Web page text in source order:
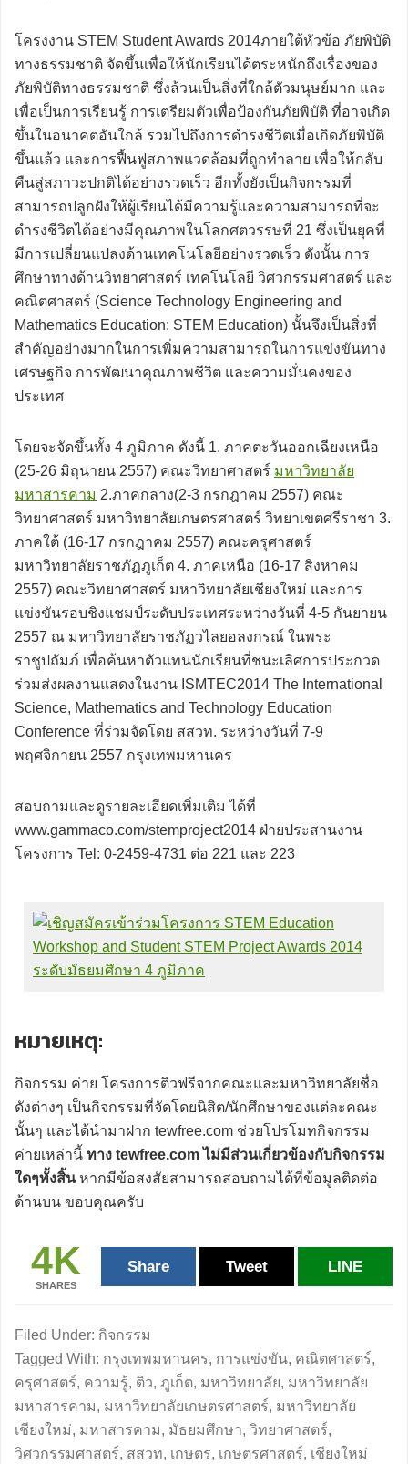
โครงงาน STEM Student Awards 2014ภายใต้หัวข้อ ภัยพิบัติ
ทางธรรมชาติ จัดขึ้นเพื่อให้นักเรียนได้ตระหนักถึงเรื่องของ
ภัยพิบัติทางธรรมชาติ ซึ่งล้วนเป็นสิ่งที่ใกล้ตัวมนุษย์มาก และ
เพื่อเป็นการเรียนรู้ การเตรียมตัวเพื่อป้องกันภัยพิบัติ ที่อาจเกิด
ขึ้นในอนาคตอันใกล้ รวมไปถึงการดำรงชีวิตเมื่อเกิดภัยพิบัติ
ขึ้นแล้ว และการฟื้นฟูสภาพแวดล้อมที่ถูกทำลาย เพื่อให้กลับ
คืนสู่สภาวะปกติได้อย่างรวดเร็ว อีกทั้งยังเป็นกิจกรรมที่
สามารถปลูกฝังให้ผู้เรียนได้มีความรู้และความสามารถที่จะ
ดำรงชีวิตได้อย่างมีคุณภาพในโลกศตวรรษที่ 21 ซึ่งเป็นยุคที่
มีการเปลี่ยนแปลงด้านเทคโนโลยีอย่างรวดเร็ว ดังนั้น การ
ศึกษาทางด้านวิทยาศาสตร์ เทคโนโลยี วิศวกรรมศาสตร์ และ
คณิตศาสตร์ (Science Technology Engineering and
Mathematics Education: STEM Education) นั้นจึงเป็นสิ่งที่
สำคัญอย่างมากในการเพิ่มความสามารถในการแข่งขันทาง
เศรษฐกิจ การพัฒนาคุณภาพชีวิต และความมั่นคงของ
ประเทศ
โดยจะจัดขึ้นทั้ง 4 ภูมิภาค ดังนี้ 1. ภาคตะวันออกเฉียงเหนือ
(25-26 มิถุนายน 2557) คณะวิทยาศาสตร์ มหาวิทยาลัย
มหาสารคาม 2.ภาคกลาง(2-3 กรกฎาคม 2557) คณะ
วิทยาศาสตร์ มหาวิทยาลัยเกษตรศาสตร์ วิทยาเขตศรีราชา 3.
ภาคใต้ (16-17 กรกฎาคม 2557) คณะครุศาสตร์
มหาวิทยาลัยราชภัฏภูเก็ต 4. ภาคเหนือ (16-17 สิงหาคม
2557) คณะวิทยาศาสตร์ มหาวิทยาลัยเชียงใหม่ และการ
แข่งขันรอบชิงแชมป์ระดับประเทศระหว่างวันที่ 4-5 กันยายน
2557 ณ มหาวิทยาลัยราชภัฏวไลยอลงกรณ์ ในพระ
ราชูปถัมภ์ เพื่อค้นหาตัวแทนนักเรียนที่ชนะเลิศการประกวด
ร่วมส่งผลงานแสดงในงาน ISMTEC2014 The International
Science, Mathematics and Technology Education
Conference ที่ร่วมจัดโดย สสวท. ระหว่างวันที่ 7-9
พฤศจิกายน 2557 กรุงเทพมหานคร
สอบถามและดูรายละเอียดเพิ่มเติม ได้ที่
www.gammaco.com/stemproject2014 ฝ่ายประสานงาน
โครงการ Tel: 0-2459-4731 ต่อ 221 และ 223
หมายเหตุ:
กิจกรรม ค่าย โครงการติวฟรีจากคณะและมหาวิทยาลัยชื่อ
ดังต่างๆ เป็นกิจกรรมที่จัดโดยนิสิต/นักศึกษาของแต่ละคณะ
นั้นๆ และได้นำมาฝาก tewfree.com ช่วยโปรโมทกิจกรรม
ค่ายเหล่านี้ ทาง tewfree.com ไม่มีส่วนเกี่ยวข้องกับกิจกรรม
ใดๆทั้งสิ้นหากมีข้อสงสัยสามารถสอบถามได้ที่ข้อมูลติดต่อ
ด้านบน ขอบคุณครับ
4K
SHARES
Share Tweet LINE
Filed Under: กิจกรรม
Tagged With: กรุงเทพมหานคร, การแข่งขัน, คณิตศาสตร์,
ครุศาสตร์, ความรู้, ติว, ภูเก็ต, มหาวิทยาลัย, มหาวิทยาลัย
มหาสารคาม, มหาวิทยาลัยเกษตรศาสตร์, มหาวิทยาลัย
เชียงใหม่, มหาสารคาม, มัธยมศึกษา, วิทยาศาสตร์,
วิศวกรรมศาสตร์, สสวท, เกษตร, เกษตรศาสตร์, เชียงใหม่